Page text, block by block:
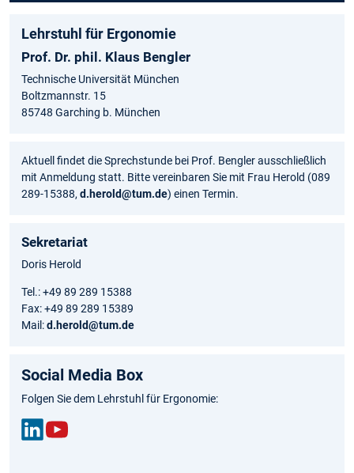
Lehrstuhl für Ergonomie
Prof. Dr. phil. Klaus Bengler
Technische Universität München
Boltzmannstr. 15
85748 Garching b. München
Aktuell findet die Sprechstunde bei Prof. Bengler ausschließlich
mit Anmeldung statt. Bitte vereinbaren Sie mit Frau Herold (089
289-15388, d.herold@tum.de) einen Termin.
Sekretariat
Doris Herold
Tel.: +49 89 289 15388
Fax: +49 89 289 15389
Mail:d.herold@tum.de
Social Media Box
Folgen Sie dem Lehrstuhl für Ergonomie: